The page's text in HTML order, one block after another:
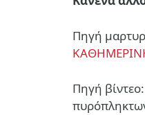
Πηγή
Πηγή